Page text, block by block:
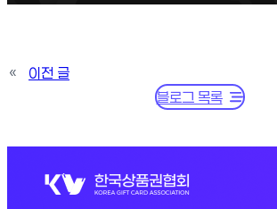
«
이전 글
블로그 목록